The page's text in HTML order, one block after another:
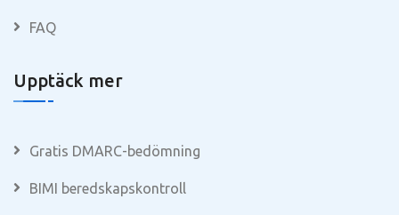
FAQ
Upptäck mer
Gratis DMARC-bedömning
BIMI beredskapskontroll